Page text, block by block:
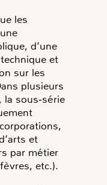
les
d’une
et
sur les
plusieurs
la sous‑série
et
par métier
etc.).